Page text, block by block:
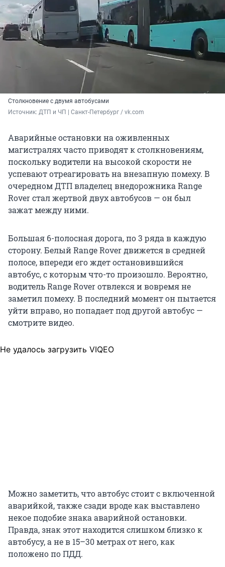
Столкновение с двумя автобусами
Источник: ДТП и ЧП | Санкт-Петербург / vk.com
Аварийные остановки на оживленных
магистралях часто приводят к столкновениям,
поскольку водители на высокой скорости не
успевают отреагировать на внезапную помеху. В
очередном ДТП владелец внедорожника Range
Rover стал жертвой двух автобусов — он был
зажат между ними.
Большая 6-полосная дорога, по 3 ряда в каждую
сторону. Белый Range Rover движется в средней
полосе, впереди его ждет остановившийся
автобус, с которым что-то произошло. Вероятно,
водитель Range Rover отвлекся и вовремя не
заметил помеху. В последний момент он пытается
уйти вправо, но попадает под другой автобус —
смотрите видео.
Не удалось загрузить VIQEO
Можно заметить, что автобус стоит с включенной
аварийкой, также сзади вроде как выставлено
некое подобие знака аварийной остановки.
Правда, знак этот находится слишком близко к
автобусу, а не в 15–30 метрах от него, как
положено по ПДД.